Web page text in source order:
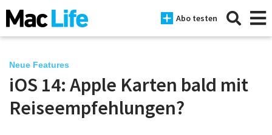
Abo testen
News
Neue Features
iOS 14: Apple Karten bald mit
Reiseempfehlungen?